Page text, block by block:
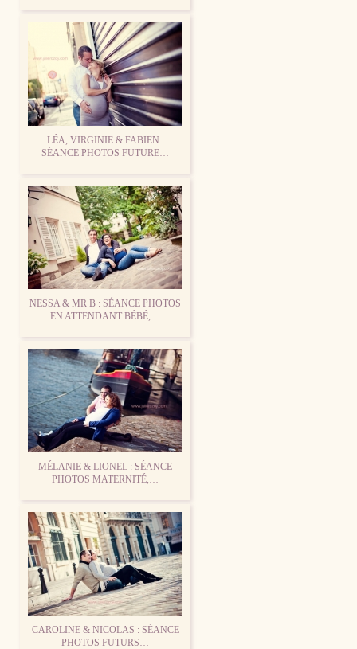
LÉA, VIRGINIE & FABIEN :
SÉANCE PHOTOS FUTURE…
NESSA & MR B : SÉANCE PHOTOS
EN ATTENDANT BÉBÉ,…
MÉLANIE & LIONEL : SÉANCE
PHOTOS MATERNITÉ,…
CAROLINE & NICOLAS : SÉANCE
PHOTOS FUTURS…